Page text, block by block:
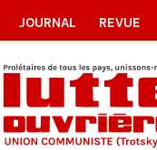
JOURNAL REVUE